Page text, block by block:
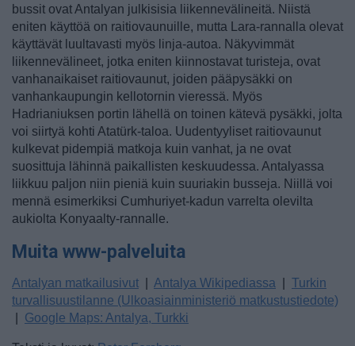
bussit ovat Antalyan julkisisia liikennevälineitä. Niistä
eniten käyttöä on raitiovaunuille, mutta Lara-rannalla olevat
käyttävät luultavasti myös linja-autoa. Näkyvimmät
liikennevälineet, jotka eniten kiinnostavat turisteja, ovat
vanhanaikaiset raitiovaunut, joiden pääpysäkki on
vanhankaupungin kellotornin vieressä. Myös
Hadrianiuksen portin lähellä on toinen kätevä pysäkki, jolta
voi siirtyä kohti Atatürk-taloa. Uudentyyliset raitiovaunut
kulkevat pidempiä matkoja kuin vanhat, ja ne ovat
suosittuja lähinnä paikallisten keskuudessa. Antalyassa
liikkuu paljon niin pieniä kuin suuriakin busseja. Niillä voi
mennä esimerkiksi Cumhuriyet-kadun varrelta olevilta
aukiolta Konyaalty-rannalle.
Muita www-palveluita
Antalyan matkailusivut Antalya Wikipediassa
Turkin
turvallisuustilanne (Ulkoasiainministeriö matkustustiedote)
Google Maps: Antalya, Turkki